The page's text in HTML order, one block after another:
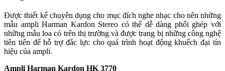
Được thiết kế chuyên dụng cho mục đích nghe nhạc cho nên những
mẫu ampli Harman Kardon Stereo có thể dễ dàng phối ghép với
những mẫu loa có trên thị trường và được trang bị những công nghệ
tiên tiến để hỗ trợ đắc lực cho quá trình hoạt động khuếch đại tín
hiệu của ampli.
Ampli Harman Kardon HK 3770